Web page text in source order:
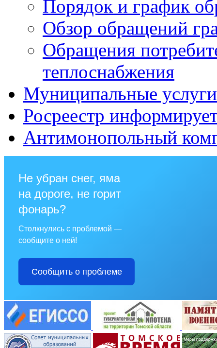
Порядок и график
Обзор обращений
Обращения
теплоснабжения
Муниципальные
Росреестр
Антимонопольный
Не убран снег, яма
на дороге, не горит
фонарь?
Столкнулись с проблемой —
сообщите о ней!
Сообщить о проблеме